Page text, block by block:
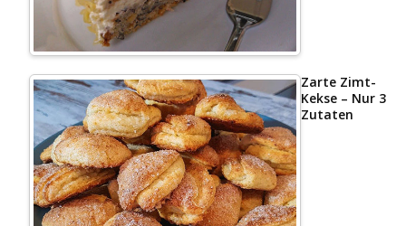
Zarte Zimt-
Kekse – Nur 3
Zutaten